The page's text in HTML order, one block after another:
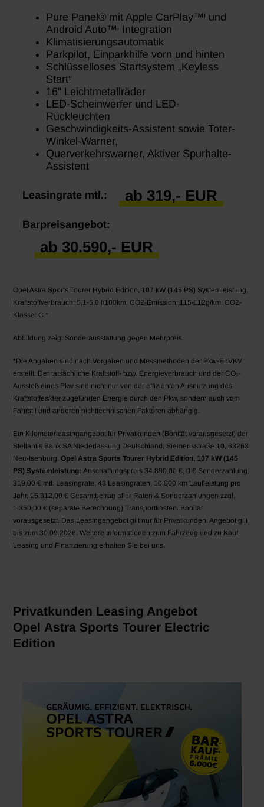
Pure Panel® mit Apple CarPlay™ⁱ und
Android Auto™ⁱ Integration
Klimatisierungsautomatik
Parkpilot, Einparkhilfe vorn und hinten
Schlüsselloses Startsystem „Keyless
Start“
16" Leichtmetallräder
LED-Scheinwerfer und LED-
Rückleuchten
Geschwindigkeits-Assistent sowie Toter-
Winkel-Warner,
Querverkehrswarner, Aktiver Spurhalte-
Assistent
Leasingrate mtl.: ab 319,- EUR
Barpreisangebot:
ab 30.590,- EUR
Opel Astra Sports Tourer Hybrid Edition, 107 kW (145 PS) Systemleistung,
Kraftstoffverbrauch: 5,1-5,0 l/100km, CO2-Emission: 115-112g/km, CO2-
Klasse: C.*
Abbildung zeigt Sonderausstattung gegen Mehrpreis.
*Die Angaben sind nach Vorgaben und Messmethoden der Pkw-EnVKV
erstellt. Der tatsächliche Kraftstoff- bzw. Energieverbrauch und der CO₂-
Ausstoß eines Pkw sind nicht nur von der effizienten Ausnutzung des
Kraftstoffes/der zugeführten Energie durch den Pkw, sondern auch vom
Fahrstil und anderen nichttechnischen Faktoren abhängig.
Ein Kilometerleasingangebot für Privatkunden (Bonität vorausgesetzt) der
Stellantis Bank SA Niederlassung Deutschland, Siemensstraße 10, 63263
Neu-Isenburg.Opel Astra Sports Tourer Hybrid Edition, 107 kW (145
PS) Systemleistung: Anschaffungspreis 34.890,00 €, 0 € Sonderzahlung,
319,00 € mtl. Leasingrate, 48 Leasingraten, 10.000 km Laufleistung pro
Jahr, 15.312,00 € Gesamtbetrag aller Raten & Sonderzahlungen zzgl.
1.350,00 € (separate Berechnung) Transportkosten. Bonität
vorausgesetzt. Das Leasingangebot gilt nur für Privatkunden. Angebot gilt
bis zum 30.09.2026. Weitere Informationen zum Fahrzeug und zu Kauf,
Leasing und Finanzierung erhalten Sie bei uns.
Privatkunden Leasing Angebot
Opel Astra Sports Tourer Electric
Edition